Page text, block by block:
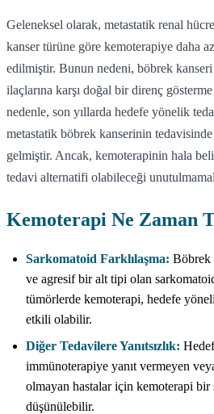
Geleneksel olarak, metastatik renal
kanser türüne göre kemoterapiye daha
edilmiştir. Bunun nedeni, böbrek
ilaçlarına karşı doğal bir direnç
nedenle, son yıllarda hedefe yönelik
metastatik böbrek kanserinin
gelmiştir. Ancak, kemoterapinin hala
tedavi alternatifi olabileceği
Kemoterapi Ne Zaman
Sarkomatoid Farklılaşma: Böbrek
ve agresif bir alt tipi olan
tümörlerde kemoterapi, hedefe
etkili olabilir.
Diğer Tedavilere Yanıtsızlık:
immünoterapiye yanıt vermeyen
olmayan hastalar için kemoterapi bir
düşünülebilir.